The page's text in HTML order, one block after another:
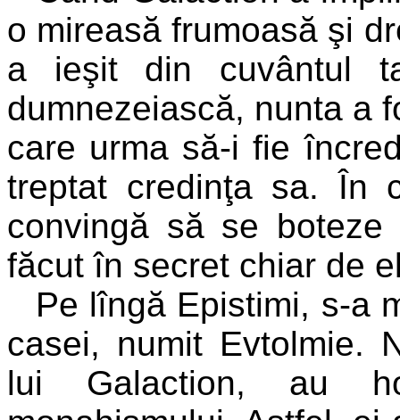
o mireasă frumoasă şi
a ieşit din cuvântul
dumnezeiască, nunta a
care urma să-i fie
treptat credinţa sa. În
convingă să se
făcut în secret chiar de
Pe lîngă Epistimi, s-a
casei, numit Evtolmie.
lui Galaction, au